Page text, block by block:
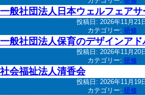
一般社団法人日本ウェルフェア
投稿日: 2026年11月21
カテゴリー: 研修
一般社団法人保育のデザインアド
投稿日: 2026年11月20
カテゴリー: 研修
社会福祉法人清香会
投稿日: 2026年11月19
カテゴリー: 研修